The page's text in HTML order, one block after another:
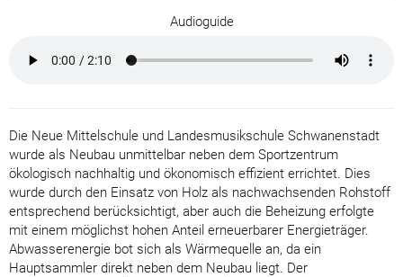
Audioguide
Die Neue Mittelschule und Landesmusikschule Schwanenstadt
wurde als Neubau unmittelbar neben dem Sportzentrum
ökologisch nachhaltig und ökonomisch effizient errichtet. Dies
wurde durch den Einsatz von Holz als nachwachsenden Rohstoff
entsprechend berücksichtigt, aber auch die Beheizung erfolgte
mit einem möglichst hohen Anteil erneuerbarer Energieträger.
Abwasserenergie bot sich als Wärmequelle an, da ein
Hauptsammler direkt neben dem Neubau liegt. Der